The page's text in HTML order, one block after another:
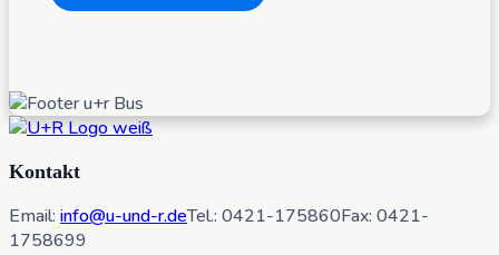
Kontakt
Email: info@u-und-r.deTel.: 0421-175860Fax: 0421-
1758699